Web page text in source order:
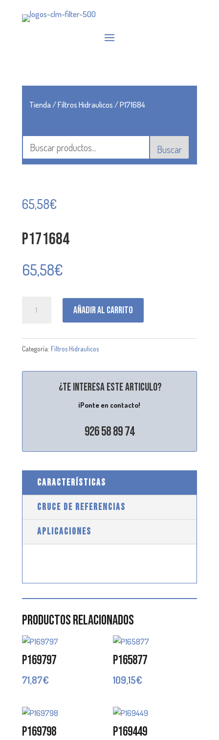
Tienda/Filtros Hidraulicos/ P171684
Buscar
65,58€
P171684
65,58€
Añadir al carrito
Categoría: Filtros Hidraulicos
¿Te interesa este articulo?
¡Ponte en contacto!
926 58 89 74
CARACTERÍSTICAS
CRUCE DE REFERENCIAS
APLICACIONES
Productos relacionados
P169797
71,87€
P165877
109,15€
P169798 P169449